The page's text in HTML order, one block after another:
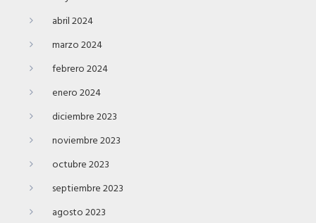
abril 2024
marzo 2024
febrero 2024
enero 2024
diciembre 2023
noviembre 2023
octubre 2023
septiembre 2023
agosto 2023